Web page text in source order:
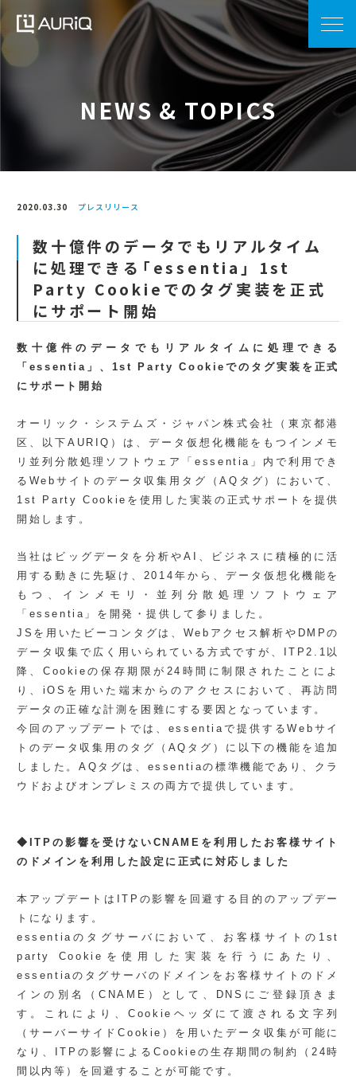
NEWS & TOPICS
2020.03.30 プレスリリース
数十億件のデータでもリアルタイム
に処理できる「essentia」 1st
Party Cookieでのタグ実装を正式
にサポート開始
数十億件のデータでもリアルタイムに処理できる
「essentia」、1st Party Cookieでのタグ実装を正式
にサポート開始
オーリック・システムズ・ジャパン株式会社（東京都港
区、以下AURIQ）は、データ仮想化機能をもつインメモ
リ並列分散処理ソフトウェア「essentia」内で利用でき
るWebサイトのデータ収集用タグ（AQタグ）において、
1st Party Cookieを使用した実装の正式サポートを提供
開始します。
当社はビッグデータを分析やAI、ビジネスに積極的に活
用する動きに先駆け、2014年から、データ仮想化機能を
もつ、インメモリ・並列分散処理ソフトウェア
「essentia」を開発・提供して参りました。
JSを用いたビーコンタグは、Webアクセス解析やDMPの
データ収集で広く用いられている方式ですが、ITP2.1以
降、Cookieの保存期限が24時間に制限されたことによ
り、iOSを用いた端末からのアクセスにおいて、再訪問
データの正確な計測を困難にする要因となっています。
今回のアップデートでは、essentiaで提供するWebサイ
トのデータ収集用のタグ（AQタグ）に以下の機能を追加
しました。AQタグは、essentiaの標準機能であり、クラ
ウドおよびオンプレミスの両方で提供しています。
◆ITPの影響を受けないCNAMEを利用したお客様サイト
のドメインを利用した設定に正式に対応しました
本アップデートはITPの影響を回避する目的のアップデー
トになります。
essentiaのタグサーバにおいて、お客様サイトの1st
party Cookieを使用した実装を行うにあたり、
essentiaのタグサーバのドメインをお客様サイトのドメ
インの別名（CNAME）として、DNSにご登録頂きま
す。これにより、Cookieヘッダにて渡される文字列
（サーバーサイドCookie）を用いたデータ収集が可能に
なり、ITPの影響によるCookieの生存期間の制約（24時
間以内等）を回避することが可能です。